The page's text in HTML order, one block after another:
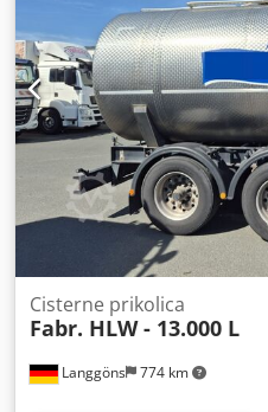
Langgöns 774 km
Cisterne prikolica
Fabr. HLW - 13.000 L